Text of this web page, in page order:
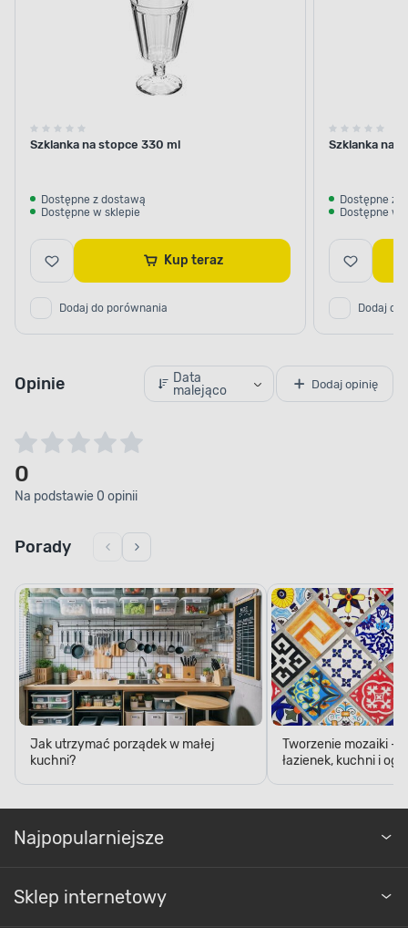
Szklanka na stopce 330 ml
Dostępne z dostawą
Dostępne w sklepie
Kup teraz
Dodaj do porównania
Szklanka na
Dostępne z
Dostępne w
Dodaj do
Opinie
Data
malejąco
Dodaj opinię
0
Na podstawie 0 opinii
Porady
Jak utrzymać porządek w małej
kuchni?
Tworzenie mozaiki -
łazienek, kuchni i
Najpopularniejsze
Sklep internetowy